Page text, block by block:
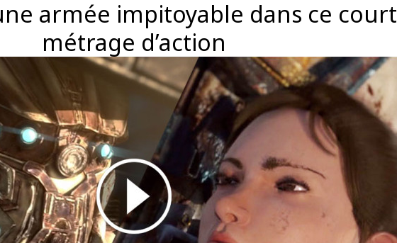
armée impitoyable dans ce court
métrage d’action